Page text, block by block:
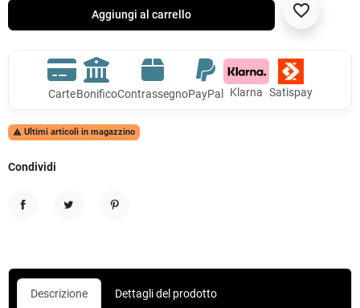
Aggiungi al carrello favorite_border
CarteBonificoContrassegnoPayPal Klarna Satispay
 Ultimi articoli in magazzino
Condividi
Descrizione Dettagli del prodotto